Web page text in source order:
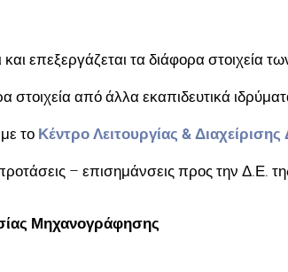
και επεξεργάζεται τα διάφορα στοιχεία
στοιχεία από άλλα εκαπιδευτικά
το Κέντρο Λειτουργίας &
προτάσεις – επισημάνσεις προς την Δ.Ε.
Μηχανογράφησης